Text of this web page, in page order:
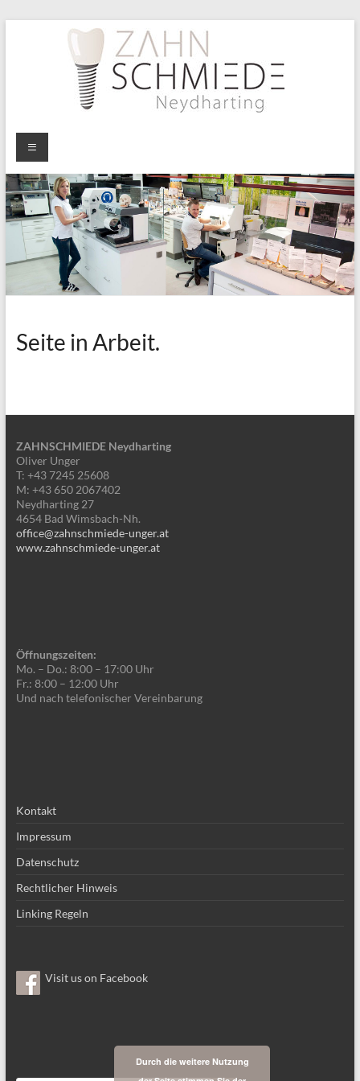
Zahnschmiede
Unger
Seite in Arbeit.
ZAHNSCHMIEDE Neydharting
Oliver Unger
T: +43 7245 25608
M: +43 650 2067402
Neydharting 27
4654 Bad Wimsbach-Nh.
office@zahnschmiede-unger.at
www.zahnschmiede-unger.at
Öffnungszeiten:
Mo. – Do.: 8:00 – 17:00 Uhr
Fr.: 8:00 – 12:00 Uhr
Und nach telefonischer Vereinbarung
Kontakt
Impressum
Datenschutz
Rechtlicher Hinweis
Linking Regeln
Visit us on Facebook
Durch die weitere Nutzung